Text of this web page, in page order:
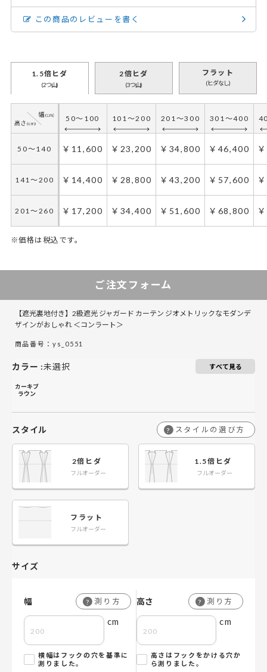
この商品のレビューを書く
1.5倍ヒダ
(2つ山)
50～100 101～200 201～300 301～400
50～140 ￥11,600 ￥23,200 ￥34,800 ￥46,400
141～200 ￥14,400 ￥28,800 ￥43,200 ￥57,600
201～260 ￥17,200 ￥34,400 ￥51,600 ￥68,800
※価格は税込です。
2倍ヒダ
(3つ山)
141～200 ￥21,600 ￥43,200
フラット
(ヒダなし)
141～200 ￥14,400 ￥28,800
ご注文フォーム
【遮光裏地付き】2級遮光 ジャガード カーテン ジオメトリックなモダンデ
ザインがおしゃれ ＜コンラート＞
商品番号：ys_0551
カラー :未選択 すべて見る
カーキブ
ラウン
スタイル ? スタイルの選び方
2倍ヒダ
フルオーダー
1.5倍ヒダ
フルオーダー
フラット
フルオーダー
サイズ
幅 ? 測り方
cm
横幅はフックの穴を基準に
測りました。
高さ ? 測り方
cm
高さはフックをかける穴か
ら測りました。